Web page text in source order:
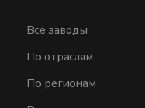
Все заводы
По отраслям
По регионам